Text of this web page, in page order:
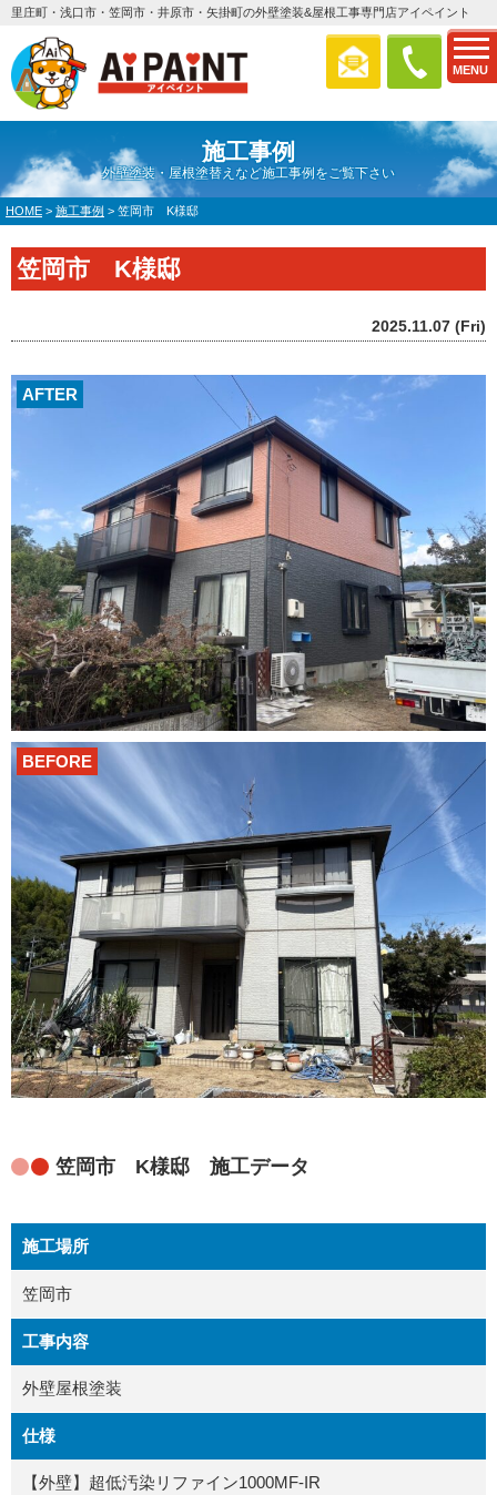
MENU
里庄町・浅口市・笠岡市・井原市・矢掛町の外壁塗装&屋根工事専門店アイペイント
施工事例
外壁塗装・屋根塗替えなど施工事例をご覧下さい
HOME > 施工事例 > 笠岡市 K様邸
笠岡市 K様邸
2025.11.07 (Fri)
AFTER
BEFORE
笠岡市 K様邸 施工データ
施工場所
笠岡市
工事内容
外壁屋根塗装
仕様
【外壁】超低汚染リファイン1000MF-IR